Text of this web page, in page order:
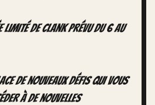
limité de Clank prévu du 6 au
de nouveaux défis qui vous
à de nouvelles